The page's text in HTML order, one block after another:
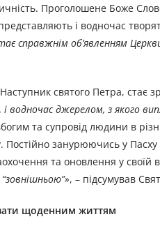
Проголошене Боже
і водночас
справжнім об’явленням
святого Петра, стає
водночас джерелом, з якого
та супровід людини в
Постійно занурюючись у
та оновлення у своїй
, – підсумував
щоденним життям